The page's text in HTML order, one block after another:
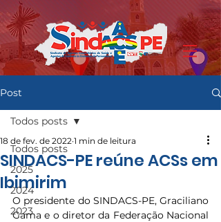
Post
Todos posts
2025
2024
2023
Todos posts
SINDACS-PE reúne ACSs em
Ibimirim
18 de fev. de 2022 1 min de leitura
O presidente do SINDACS-PE, Graciliano
Gama e o diretor da Federação Nacional